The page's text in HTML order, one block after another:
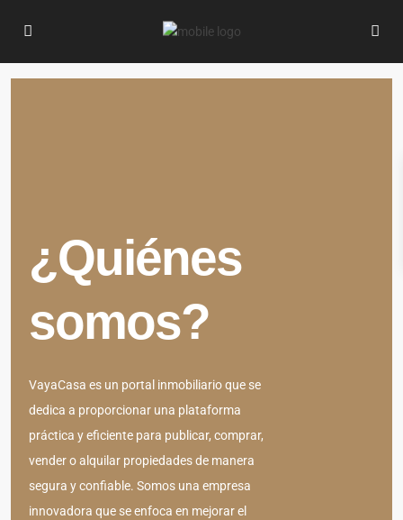
¿Quiénes
somos?
VayaCasa es un portal inmobiliario que se
dedica a proporcionar una plataforma
práctica y eficiente para publicar, comprar,
vender o alquilar propiedades de manera
segura y confiable. Somos una empresa
innovadora que se enfoca en mejorar el